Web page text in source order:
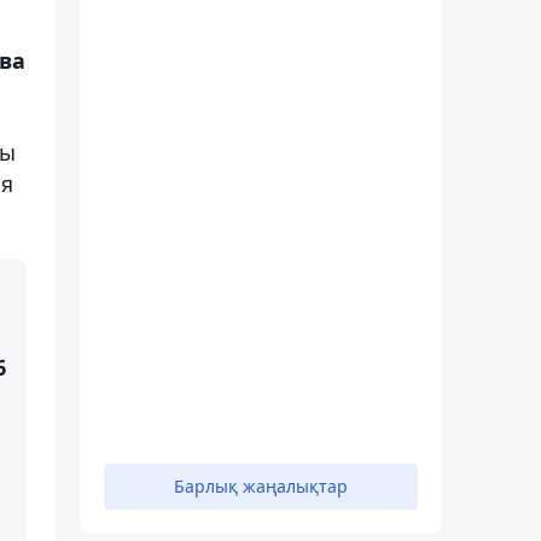
Барлық жаңалықтар